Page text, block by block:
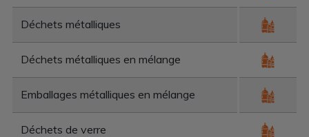
Déchets métalliques
Déchets métalliques en mélange
Emballages métalliques en mélange
Déchets de verre